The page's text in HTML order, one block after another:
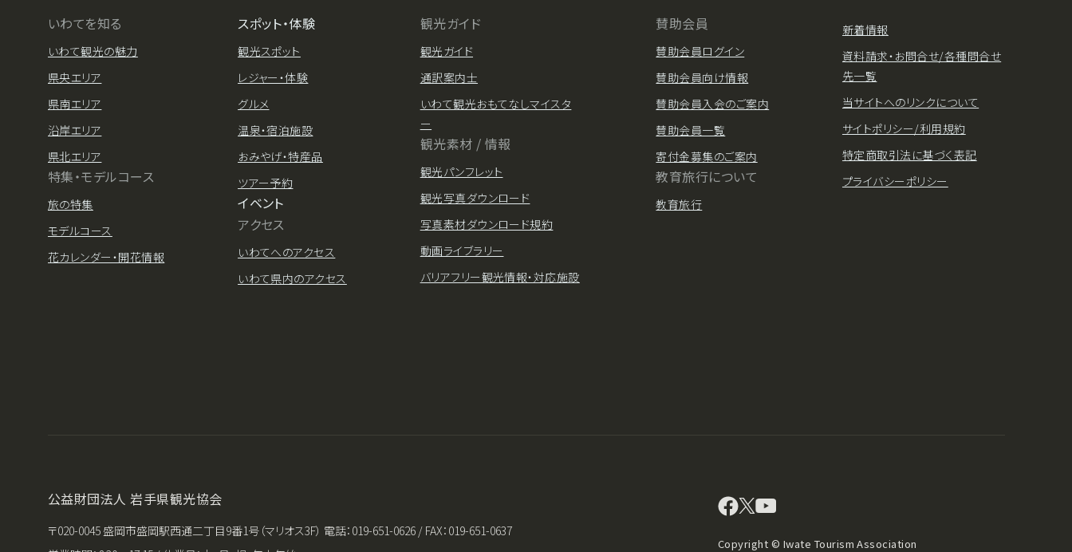
いわてを知る
いわて観光の魅力
県央エリア
県南エリア
沿岸エリア
県北エリア
特集・モデルコース
旅の特集
モデルコース
花カレンダー・開花情報
スポット・体験
観光スポット
レジャー・体験
グルメ
温泉・宿泊施設
おみやげ・特産品
ツアー予約
イベント
アクセス
いわてへのアクセス
いわて県内のアクセス
観光ガイド
観光ガイド
通訳案内士
いわて観光おもてなしマイスタ
ー
観光素材 / 情報
観光パンフレット
観光写真ダウンロード
写真素材ダウンロード規約
動画ライブラリー
バリアフリー観光情報・対応施設
賛助会員
賛助会員ログイン
賛助会員向け情報
賛助会員入会のご案内
賛助会員一覧
寄付金募集のご案内
教育旅行について
教育旅行
新着情報
資料請求・お問合せ/各種問合せ
先一覧
当サイトへのリンクについて
サイトポリシー/利用規約
特定商取引法に基づく表記
プライバシーポリシー
公益財団法人 岩手県観光協会
〒020-0045 盛岡市盛岡駅西通二丁目9番1号（マリオス3F） 電話：019-651-0626 / FAX：019-651-0637
Copyright © Iwate Tourism Association